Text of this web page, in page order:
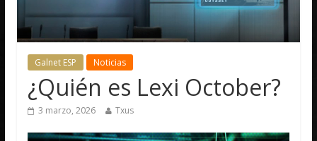
Galnet ESP Noticias
¿Quién es Lexi October?
3 marzo, 2026 Txus